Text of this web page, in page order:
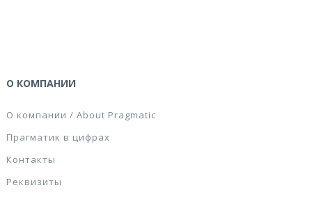
О КОМПАНИИ
О компании / About Pragmatic
Прагматик в цифрах
Контакты
Реквизиты